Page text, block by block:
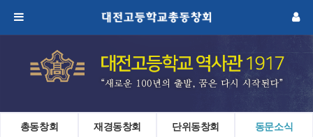
총동창회 재경동창회 단위동창회 동문소식